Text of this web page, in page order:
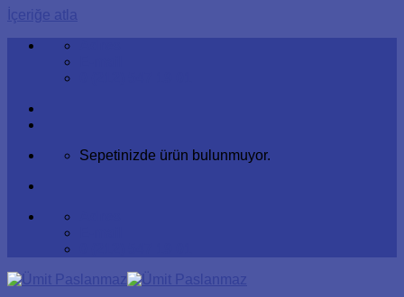
İçeriğe atla
Sepetinizde ürün bulunmuyor.